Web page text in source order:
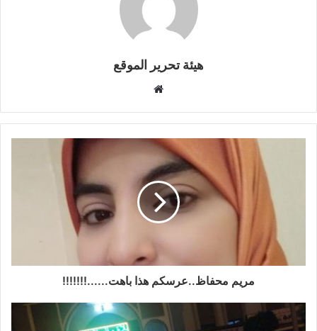
هيئة تحرير الموقع
مريم محفاظ..عرسكم هذا باهت......!!!!!!!